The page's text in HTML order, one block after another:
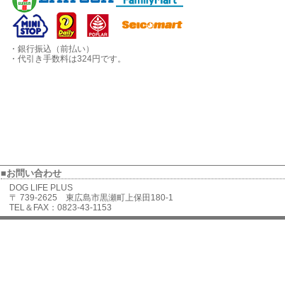
・銀行振込（前払い）
・代引き手数料は324円です。
■お問い合わせ
DOG LIFE PLUS
〒 739-2625 東広島市黒瀬町上保田180-1
TEL＆FAX：0823-43-1153